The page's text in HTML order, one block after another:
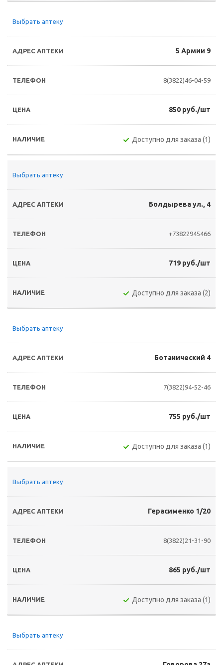
Выбрать аптеку
5 Армии 9
8(3822)46-04-59
850 руб./шт
Доступно для заказа (1)
Выбрать аптеку
Болдырева ул., 4
+73822945466
719 руб./шт
Доступно для заказа (2)
Выбрать аптеку
Ботанический 4
7(3822)94-52-46
755 руб./шт
Доступно для заказа (1)
Выбрать аптеку
Герасименко 1/20
8(3822)21-31-90
865 руб./шт
Доступно для заказа (1)
Выбрать аптеку